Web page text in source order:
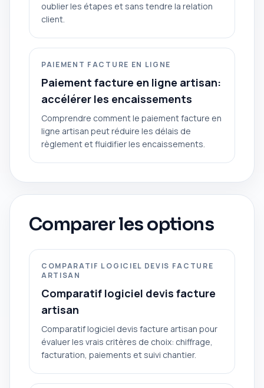
oublier les étapes et sans tendre la relation
client.
PAIEMENT FACTURE EN LIGNE
Paiement facture en ligne artisan:
accélérer les encaissements
Comprendre comment le paiement facture en
ligne artisan peut réduire les délais de
règlement et fluidifier les encaissements.
Comparer les options
COMPARATIF LOGICIEL DEVIS FACTURE
ARTISAN
Comparatif logiciel devis facture
artisan
Comparatif logiciel devis facture artisan pour
évaluer les vrais critères de choix: chiffrage,
facturation, paiements et suivi chantier.